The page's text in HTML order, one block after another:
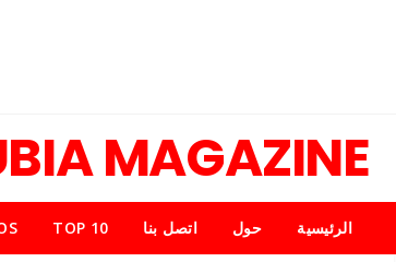
MAGAZINE!
الرئيسية حول اتصل بنا TOP 10